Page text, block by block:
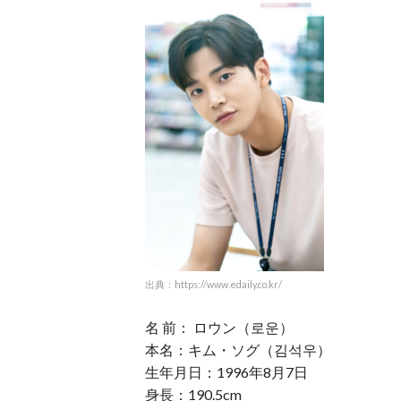
出典：https://www.edaily.co.kr/
名 前： ロウン（로운）
本名：キム・ソグ（김석우）
生年月日：1996年8月7日
身長：190.5cm